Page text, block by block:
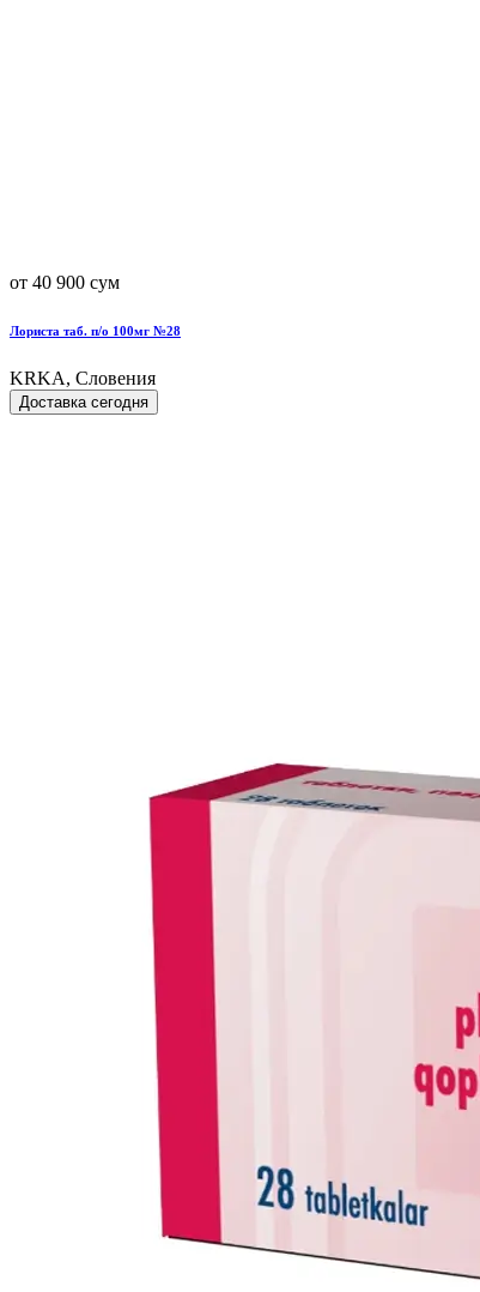
от 40 900 сум
Лориста таб. п/о 100мг №28
KRKA, Словения
Доставка сегодня